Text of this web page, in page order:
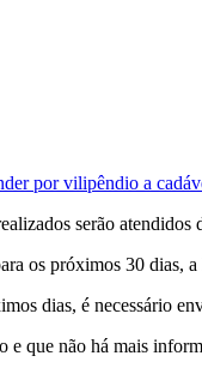
por vilipêndio a
serão
os próximos 30 dias,
dias, é necessário
que não há mais